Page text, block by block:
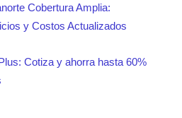
Cobertura Amplia:
y Costos Actualizados
Cotiza y ahorra hasta 60%